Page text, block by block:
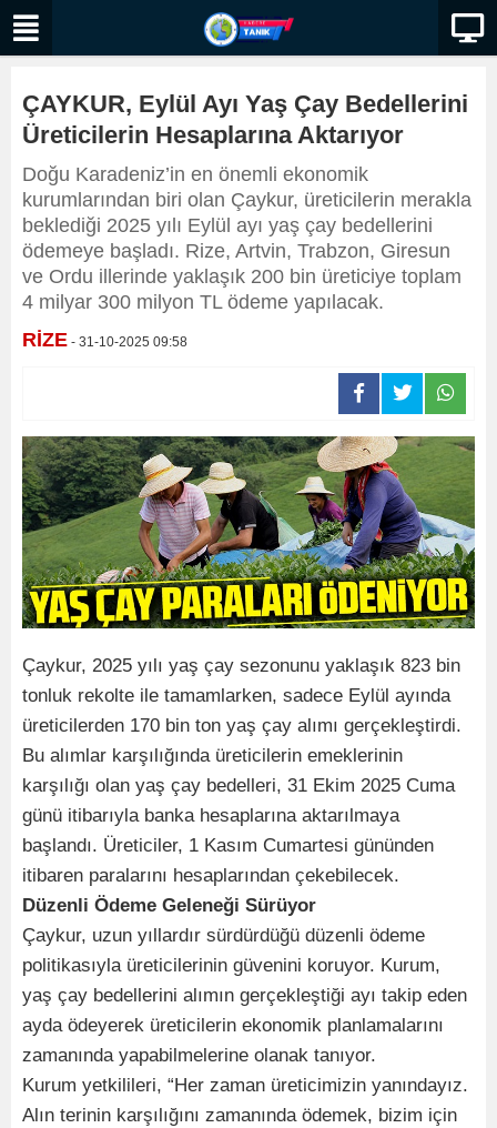
ÇAYKUR, Eylül Ayı Yaş Çay Bedellerini
Üreticilerin Hesaplarına Aktarıyor
Doğu Karadeniz’in en önemli ekonomik
kurumlarından biri olan Çaykur, üreticilerin merakla
beklediği 2025 yılı Eylül ayı yaş çay bedellerini
ödemeye başladı. Rize, Artvin, Trabzon, Giresun
ve Ordu illerinde yaklaşık 200 bin üreticiye toplam
4 milyar 300 milyon TL ödeme yapılacak.
RİZE - 31-10-2025 09:58
Çaykur, 2025 yılı yaş çay sezonunu yaklaşık 823 bin
tonluk rekolte ile tamamlarken, sadece Eylül ayında
üreticilerden 170 bin ton yaş çay alımı gerçekleştirdi.
Bu alımlar karşılığında üreticilerin emeklerinin
karşılığı olan yaş çay bedelleri, 31 Ekim 2025 Cuma
günü itibarıyla banka hesaplarına aktarılmaya
başlandı. Üreticiler, 1 Kasım Cumartesi gününden
itibaren paralarını hesaplarından çekebilecek.
Düzenli Ödeme Geleneği Sürüyor
Çaykur, uzun yıllardır sürdürdüğü düzenli ödeme
politikasıyla üreticilerinin güvenini koruyor. Kurum,
yaş çay bedellerini alımın gerçekleştiği ayı takip eden
ayda ödeyerek üreticilerin ekonomik planlamalarını
zamanında yapabilmelerine olanak tanıyor.
Kurum yetkilileri, “Her zaman üreticimizin yanındayız.
Alın terinin karşılığını zamanında ödemek, bizim için